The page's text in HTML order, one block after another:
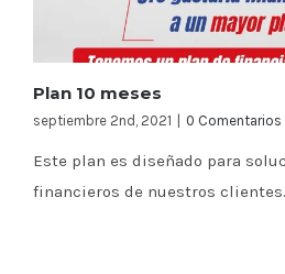
Plan 10 meses
septiembre 2nd, 2021 0 Comentarios
Este plan es diseñado para
financieros de nuestros